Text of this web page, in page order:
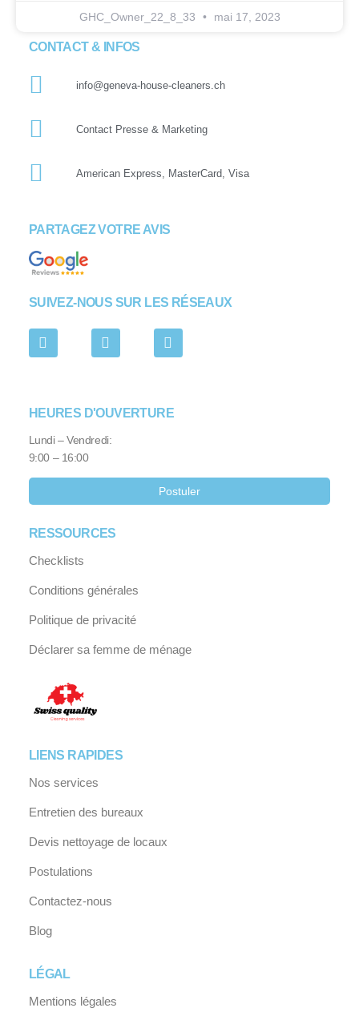
GHC_Owner_22_8_33 mai 17, 2023
CONTACT & INFOS
info@geneva-house-cleaners.ch
Contact Presse & Marketing
American Express, MasterCard, Visa
PARTAGEZ VOTRE AVIS
SUIVEZ-NOUS SUR LES RÉSEAUX
HEURES D'OUVERTURE
Lundi – Vendredi:
9:00 – 16:00
Postuler
RESSOURCES
Checklists
Conditions générales
Politique de privacité
Déclarer sa femme de ménage
LIENS RAPIDES
Nos services
Entretien des bureaux
Devis nettoyage de locaux
Postulations
Contactez-nous
Blog
LÉGAL
Mentions légales